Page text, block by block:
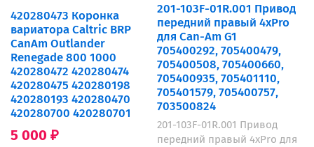
420280473 Коронка
вариатора Caltric BRP
CanAm Outlander
Renegade 800 1000
420280472 420280474
420280475 420280198
420280193 420280470
420280700 420280701
5 000 ₽
201-103F-01R.001 Привод
передний правый 4xPro
для Can-Am G1
705400292, 705400479,
705400508, 705400660,
705400935, 705401110,
705401579, 705400757,
703500824
201-103F-01R.001 Привод
передний правый 4xPro для